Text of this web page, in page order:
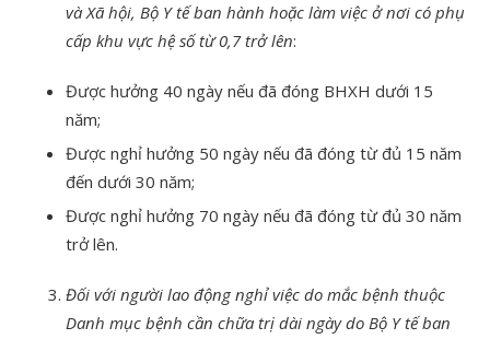
và Xã hội, Bộ Y tế ban hành hoặc làm việc ở nơi có phụ
cấp khu vực hệ số từ 0,7 trở lên:
Được hưởng 40 ngày nếu đã đóng BHXH dưới 15
năm;
Được nghỉ hưởng 50 ngày nếu đã đóng từ đủ 15 năm
đến dưới 30 năm;
Được nghỉ hưởng 70 ngày nếu đã đóng từ đủ 30 năm
trở lên.
Đối với người lao động nghỉ việc do mắc bệnh thuộc
Danh mục bệnh cần chữa trị dài ngày do Bộ Y tế ban